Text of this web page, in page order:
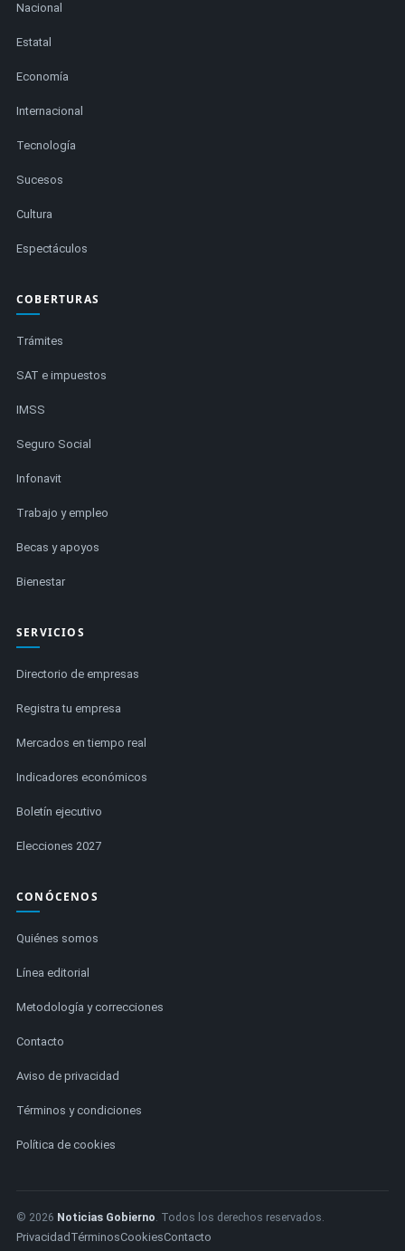
Nacional
Estatal
Economía
Internacional
Tecnología
Sucesos
Cultura
Espectáculos
COBERTURAS
Trámites
SAT e impuestos
IMSS
Seguro Social
Infonavit
Trabajo y empleo
Becas y apoyos
Bienestar
SERVICIOS
Directorio de empresas
Registra tu empresa
Mercados en tiempo real
Indicadores económicos
Boletín ejecutivo
Elecciones 2027
CONÓCENOS
Quiénes somos
Línea editorial
Metodología y correcciones
Contacto
Aviso de privacidad
Términos y condiciones
Política de cookies
© 2026 Noticias Gobierno. Todos los derechos reservados.
Privacidad TérminosCookiesContacto